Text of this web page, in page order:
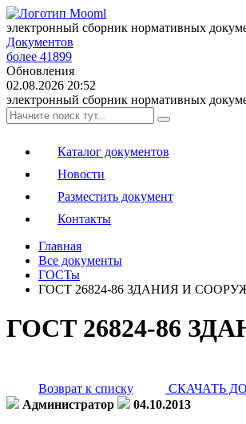
электронный сборник нормативных
Документов
более 41899
Обновления
02.08.2026 20:52
электронный сборник нормативных
Каталог документов
Новости
Разместить документ
Контакты
Главная
Все документы
ГОСТы
ГОСТ 26824-86 ЗДАНИЯ И
ГОСТ 26824-86
Возврат к списку
СКАЧАТЬ
Администратор
04.10.2013